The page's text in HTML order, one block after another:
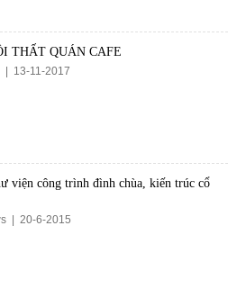
THẤT QUÁN CAFE
| 13-11-2017
viện công trình đình chùa, kiến trúc cổ
| 20-6-2015